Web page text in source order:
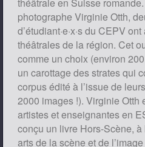
théâtrale en Suisse
photographe Virginie Otth,
d’étudiant·e·x·s du CEPV
théâtrales de la région. Cet
comme un choix (environ
un carottage des strates qui
corpus édité à l’issue de
2000 images !). Virginie Otth
artistes et enseignantes en
conçu un livre Hors-Scène,
arts de la scène et de